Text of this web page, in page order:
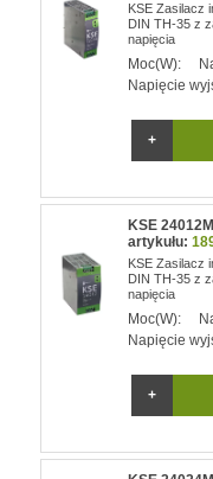
KSE Zasilacz
DIN TH-35 z
napięcia
Moc(W):
Napięcie
KSE
artykułu:
KSE Zasilacz
DIN TH-35 z
napięcia
Moc(W):
Napięcie